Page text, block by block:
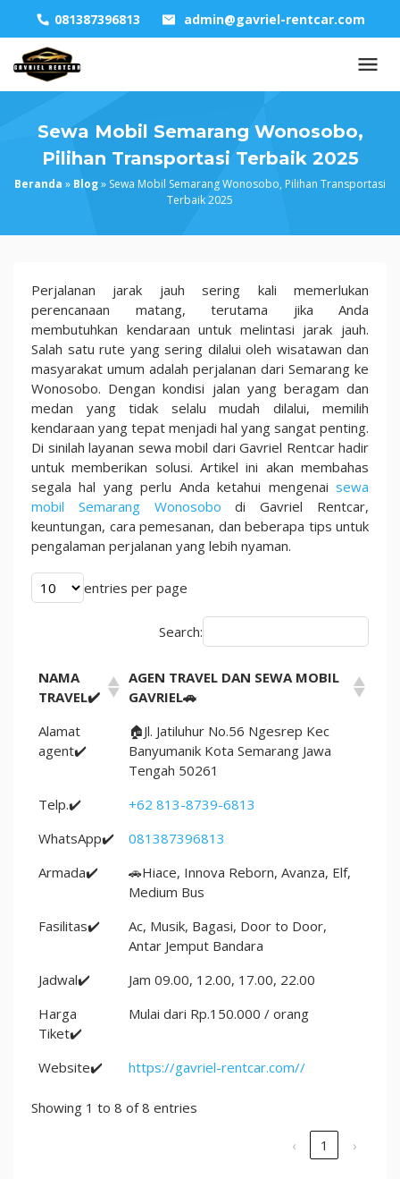
content
081387396813 admin@gavriel-rentcar.com
Sewa Mobil Semarang Wonosobo,
Pilihan Transportasi Terbaik 2025
Beranda » Blog» Sewa Mobil Semarang Wonosobo, Pilihan Transportasi
Terbaik 2025
Sewa
Mobil
Semarang
Wonosobo,
Pilihan
Transportasi
Terbaik
2025
Perjalanan jarak jauh sering kali memerlukan
perencanaan matang, terutama jika Anda
membutuhkan kendaraan untuk melintasi jarak jauh.
Salah satu rute yang sering dilalui oleh wisatawan dan
masyarakat umum adalah perjalanan dari Semarang ke
Wonosobo. Dengan kondisi jalan yang beragam dan
medan yang tidak selalu mudah dilalui, memilih
kendaraan yang tepat menjadi hal yang sangat penting.
Di sinilah layanan sewa mobil dari Gavriel Rentcar hadir
untuk memberikan solusi. Artikel ini akan membahas
segala hal yang perlu Anda ketahui mengenai sewa
mobil Semarang Wonosobo di Gavriel Rentcar,
keuntungan, cara pemesanan, dan beberapa tips untuk
pengalaman perjalanan yang lebih nyaman.
entries per page
Search:
NAMA
TRAVEL✔️
AGEN TRAVEL DAN SEWA MOBIL
GAVRIEL🚗
Alamat
agent✔️
🏠Jl. Jatiluhur No.56 Ngesrep Kec
Banyumanik Kota Semarang Jawa
Tengah 50261
Telp.✔️
+62 813-8739-6813
WhatsApp✔️
081387396813
Armada✔️
🚗Hiace, Innova Reborn, Avanza, Elf,
Medium Bus
Fasilitas✔️
Ac, Musik, Bagasi, Door to Door,
Antar Jemput Bandara
Jadwal✔️
Jam 09.00, 12.00, 17.00, 22.00
Harga
Tiket✔️
Mulai dari Rp.150.000 / orang
Website✔️ https://gavriel-rentcar.com//
Showing 1 to 8 of 8 entries
‹ 1 ›